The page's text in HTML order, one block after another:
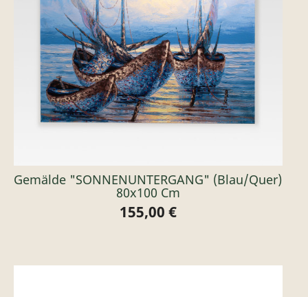
Gemälde "SONNENUNTERGANG" (blau/quer)
80x100 Cm
Preis
155,00 €